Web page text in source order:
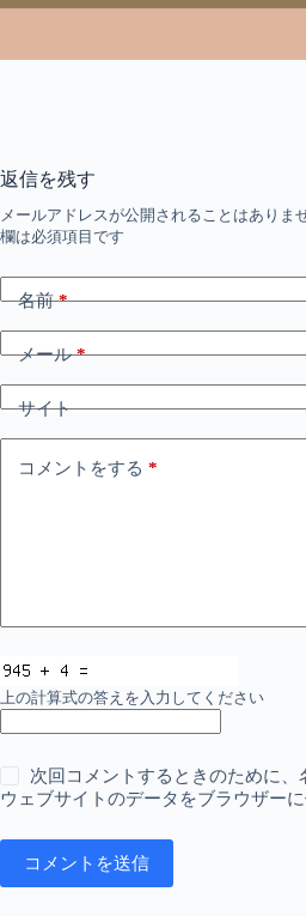
返信を残す
メールアドレスが公開されることはありませ
欄は必須項目です
名前*
メール*
サイト
コメントをする *
上の計算式の答えを入力してください
次回コメントするときのために、
ウェブサイトのデータをブラウザー
コメントを送信